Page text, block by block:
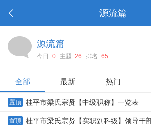
源流篇
源流篇
今日: 0 主题: 26 排名: 65
全部 最新 热门
置顶 桂平市梁氏宗贤【中级职称】一览表
置顶 桂平市梁氏宗贤【实职副科级】领导干